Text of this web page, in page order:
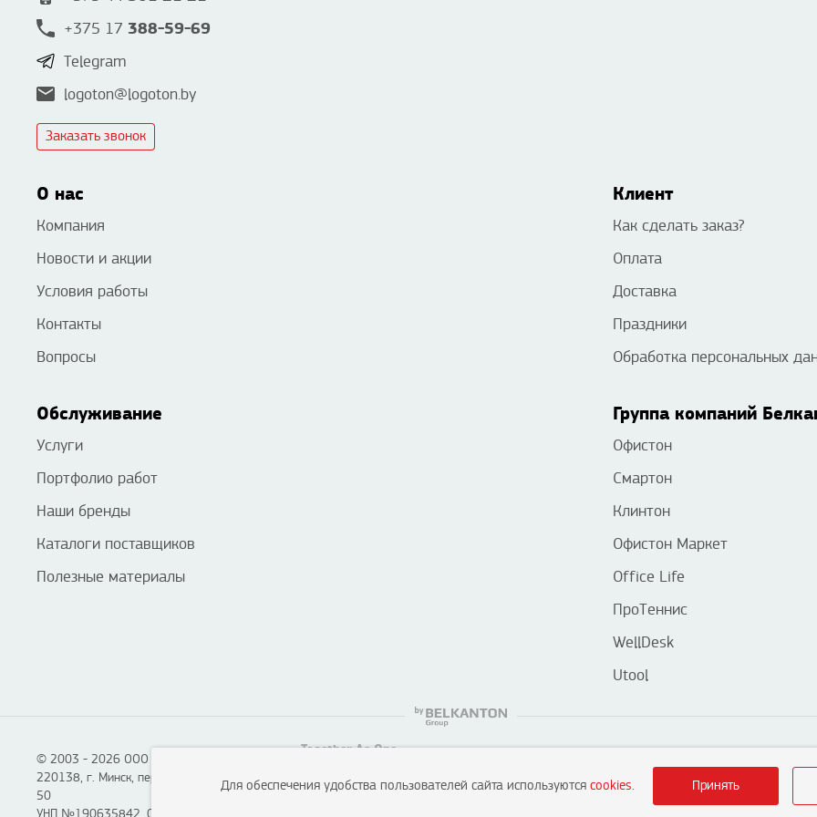
+375 17 388-59-69
Telegram
logoton@logoton.by
Заказать звонок
О нас
Компания
Новости и акции
Условия работы
Контакты
Вопросы
Клиент
Как сделать заказ?
Оплата
Доставка
Праздники
Обработка персональных
Обслуживание
Услуги
Портфолио работ
Наши бренды
Каталоги поставщиков
Полезные материалы
Группа компаний
Офистон
Смартон
Клинтон
Офистон Маркет
Office Life
ПроТеннис
WellDesk
Utool
© 2003 - 2026 ООО «Смартон», Логотон™
220138, г. Минск, пер. Липковский, д. 22, каб.
50
УНП №190635842, 04.07.2005,
Together As One
Для обеспечения удобства пользователей сайта используются cookies. Принять